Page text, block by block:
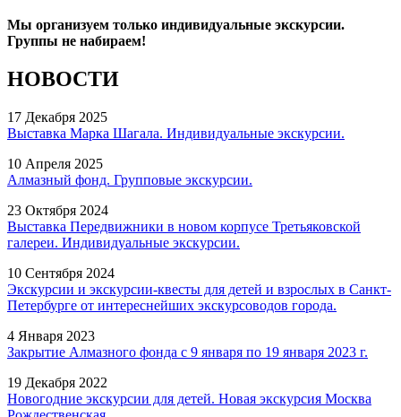
Мы организуем только индивидуальные экскурсии.
Группы не набираем!
НОВОСТИ
17 Декабря 2025
Выставка Марка Шагала. Индивидуальные экскурсии.
10 Апреля 2025
Алмазный фонд. Групповые экскурсии.
23 Октября 2024
Выставка Передвижники в новом корпусе Третьяковской
галереи. Индивидуальные экскурсии.
10 Сентября 2024
Экскурсии и экскурсии-квесты для детей и взрослых в Санкт-
Петербурге от интереснейших экскурсоводов города.
4 Января 2023
Закрытие Алмазного фонда с 9 января по 19 января 2023 г.
19 Декабря 2022
Новогодние экскурсии для детей. Новая экскурсия Москва